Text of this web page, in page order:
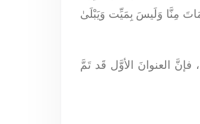
مِنَّا وَلَيسَ بِمَيِّت وَيَبْلَىٰ
العنوانَ الأوَّل قَد تَمَّ